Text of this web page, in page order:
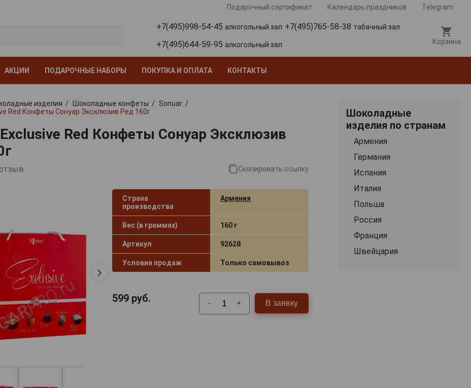
Подарочный сертификат Календарь праздников Telegram
+7(495)998-54-45 алкогольный зал +7(495)765-58-38 табачный зал
+7(495)644-59-95 алкогольный зал Корзина
АКЦИИ ПОДАРОЧНЫЕ НАБОРЫ ПОКУПКА И ОПЛАТА КОНТАКТЫ
изделия Шоколадные конфеты
Sonuar
Red Конфеты Сонуар Эксклюзив Ред 160г
Red Конфеты Сонуар Эксклюзив
Скопировать ссылку
Страна
производства
Армения
Вес (в граммах) 160 г
Артикул 92628
Условия продаж Только самовывоз
599руб. - + В заявку
Шоколадные
изделия по странам
Армения
Германия
Испания
Италия
Польша
Россия
Франция
Швейцария